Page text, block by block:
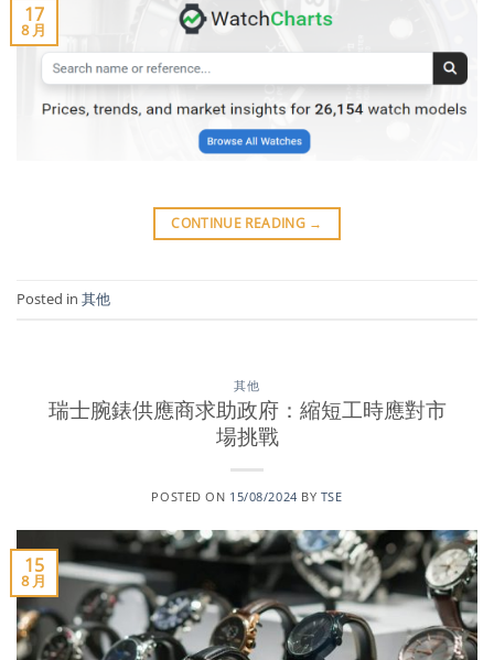
17
8 月
CONTINUE READING →
Posted in 其他
其他
瑞士腕錶供應商求助政府：縮短工時應對市
場挑戰
POSTED ON 15/08/2024 BY TSE
15
8 月